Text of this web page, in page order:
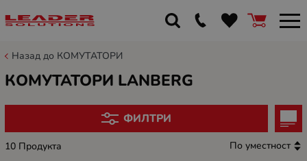
Назад до КОМУТАТОРИ
КОМУТАТОРИ LANBERG
ФИЛТРИ
10 Продукта По уместност